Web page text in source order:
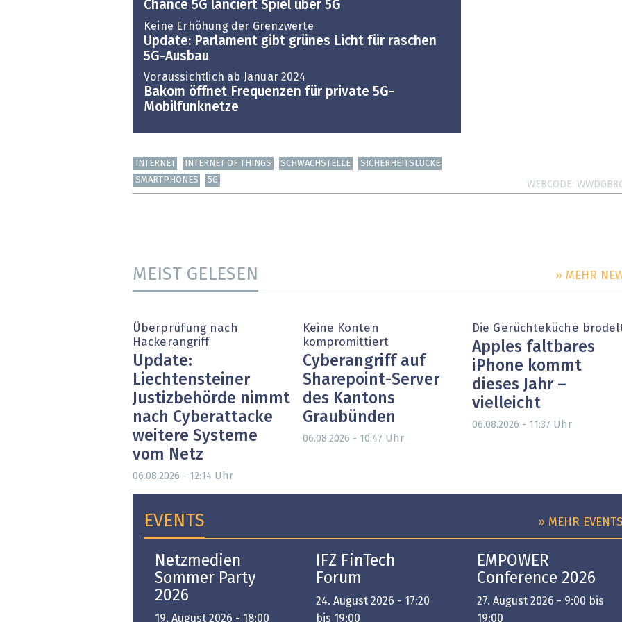
Chance 5G lanciert Spiel über 5G
Keine Erhöhung der Grenzwerte
Update: Parlament gibt grünes Licht für raschen
5G-Ausbau
Voraussichtlich ab Januar 2024
Bakom öffnet Frequenzen für private 5G-
Mobilfunknetze
INTERNET INTERNET OF THINGS SCHWACHSTELLE
SICHERHEITSLÜCKE
SMARTPHONES
5G WEBCODE
MEIST GELESEN » MEHR
Überprüfung nach
Hackerangriff
Update:
Liechtensteiner
Justizbehörde nimmt
nach Cyberattacke
weitere Systeme
vom Netz
06.08.2026 - 12:14 Uhr
Keine Konten
kompromittiert
Cyberangriff auf
Sharepoint-Server
des Kantons
Graubünden
06.08.2026 - 10:47 Uhr
Die Gerüchteküche
Apples faltbares
iPhone kommt
dieses Jahr –
vielleicht
06.08.2026 - 11:37 Uhr
EVENTS » MEHR EVENTS
Netzmedien
Sommer Party
2026
19. August 2026 - 18:00
IFZ FinTech
Forum
24. August 2026 - 17:20
bis 19:00
EMPOWER
Conference 2026
27. August 2026 - 9:00 bis
19:00